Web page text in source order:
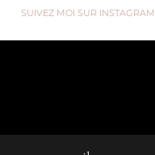
SUIVEZ MOI SUR INSTAGRAM